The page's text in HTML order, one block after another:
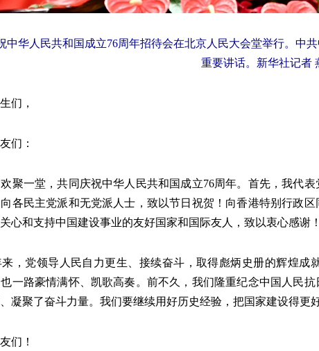
中华人民共和国成立76周年招待会在北京人民大会堂举行。中
重要讲话。新华社记者
们，
们：
一堂，共同庆祝中华人民共和国成立76周年。首先，我代表
各民主党派和无党派人士，致以节日祝贺！向香港特别行政
心和支持中国建设事业的友好国家和国际友人，致以衷心感谢！
党领导人民自力更生、接续奋斗，取得彪炳史册的辉煌成
一路豪情满怀、凯歌高奏。前不久，我们隆重纪念中国人民
凝聚了奋斗力量。我们要继续用好历史经验，把国家建设得更
们！